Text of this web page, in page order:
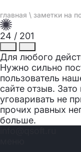
главная \ заметки на
24 / 201
Для любого
Нужно сильно
пользователь
сайте отзыв.
уговаривать не
прочих равных
больше.